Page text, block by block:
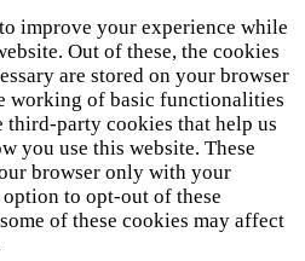
improve your experience while
Out of these, the cookies
are stored on your browser
working of basic functionalities
third-party cookies that help us
you use this website. These
browser only with your
to opt-out of these
of these cookies may affect